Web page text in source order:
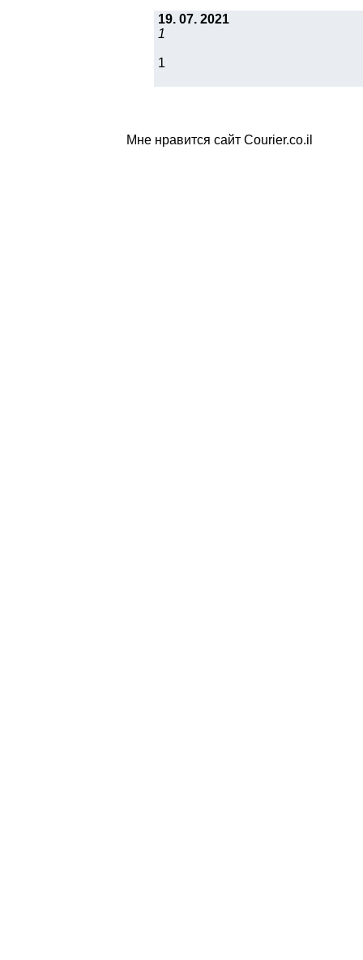
19. 07. 2021
1
1
Мне нравится сайт Courier.co.il